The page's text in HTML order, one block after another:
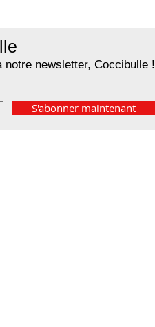
notre newsletter, Coccibulle !
S'abonner maintenant